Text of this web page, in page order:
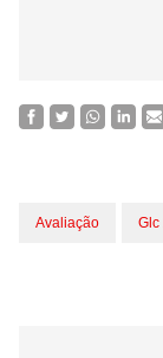
Avaliação Glc